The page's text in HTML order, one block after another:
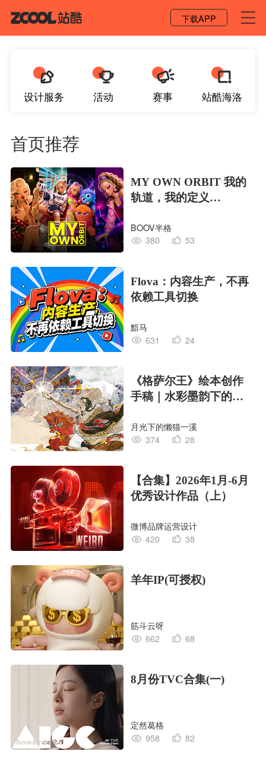
下载APP
设计服务 活动 赛事 站酷海洛
首页推荐
MY OWN ORBIT 我的
轨道，我的定义
对
BOOV半格
380
53
Flova：内容生产，不再
依赖工具切换
黯马
631
24
《格萨尔王》绘本创作
手稿｜水彩墨韵下的史
月光下的懒猫一溪
374
28
【合集】2026年1月-6月
优秀设计作品（上）
微博品牌运营设计
420
38
羊年IP(可授权)
筋斗云呀
662
68
8月份TVC合集(一)
定然葛格
958
82